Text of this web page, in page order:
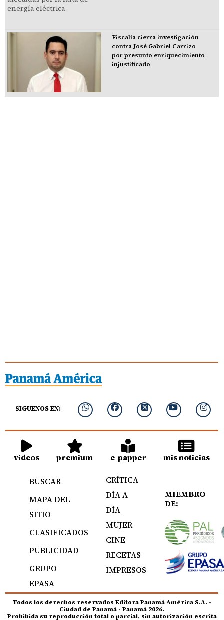
Fiscalía cierra investigación
contra José Gabriel Carrizo
por presunto enriquecimiento
injustificado
SIGUENOS EN:
videos premium e-papper mis noticias
BUSCAR
MAPA DEL
SITIO
CLASIFICADOS
PUBLICIDAD
GRUPO
EPASA
CRÍTICA
DÍA A
DÍA
MUJER
CINE
RECETAS
IMPRESOS
MIEMBRO
DE:
Todos los derechos reservados Editora Panamá América S.A. -
Ciudad de Panamá - Panamá 2026.
Prohibida su reproducción total o parcial, sin autorización escrita